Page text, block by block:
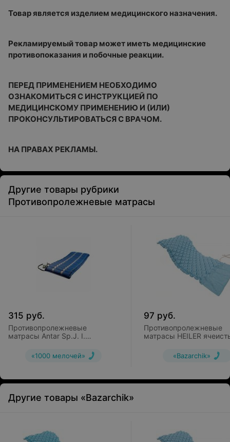
Товар является изделием медицинского назначения.
Рекламируемый товар может иметь медицинские
противопоказания и побочные реакции.
ПЕРЕД ПРИМЕНЕНИЕМ НЕОБХОДИМО
ОЗНАКОМИТЬСЯ С ИНСТРУКЦИЕЙ ПО
МЕДИЦИНСКОМУ ПРИМЕНЕНИЮ И (ИЛИ)
ПРОКОНСУЛЬТИРОВАТЬСЯ С ВРАЧОМ.
НА ПРАВАХ РЕКЛАМЫ.
Другие товары рубрики
Противопролежневые матрасы
315 руб.
Противопролежневые
матрасы Antar Sp.J. I.
«1000 мелочей»
97 руб.
Противопролежневые
матрасы HEILER
«Bazarchik»
Другие товары «Bazarchik»